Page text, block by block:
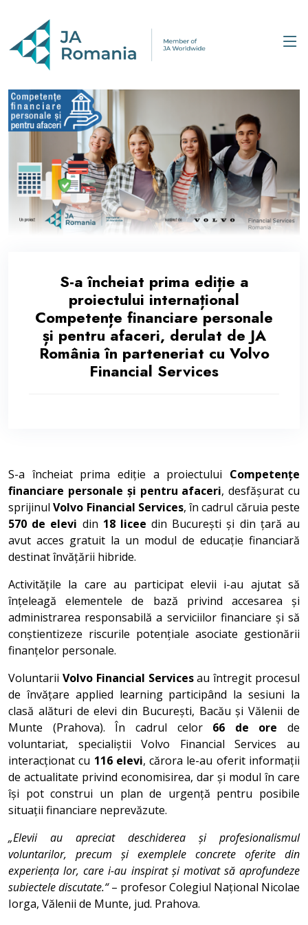
S-a încheiat prima ediție a
proiectului internațional
Competențe financiare personale
și pentru afaceri, derulat de JA
România în parteneriat cu Volvo
Financial Services
S-a încheiat prima ediție a proiectului Competențe
financiare personale și pentru afaceri, desfășurat cu
sprijinulVolvo Financial Services, în cadrul căruia peste
570 de elevi din 18 licee din București și din țară au
avut acces gratuit la un modul de educație financiară
destinat învățării hibride.
Activitățile la care au participat elevii i-au ajutat să
înțeleagă elementele de bază privind accesarea și
administrarea responsabilă a serviciilor financiare și să
conștientizeze riscurile potențiale asociate gestionării
finanțelor personale.
Voluntarii Volvo Financial Servicesau întregit procesul
de învățare applied learning participând la sesiuni la
clasă alături de elevi din București, Bacău și Vălenii de
Munte (Prahova). În cadrul celor 66 de ore de
voluntariat, specialiștii Volvo Financial Services au
interacționat cu 116 elevi, cărora le-au oferit informații
de actualitate privind economisirea, dar și modul în care
își pot construi un plan de urgență pentru posibile
situații financiare neprevăzute.
„Elevii au apreciat deschiderea și profesionalismul
voluntarilor, precum și exemplele concrete oferite din
experiența lor, care i-au inspirat și motivat să aprofundeze
subiectele discutate.“– profesor Colegiul Național Nicolae
Iorga, Vălenii de Munte, jud. Prahova.